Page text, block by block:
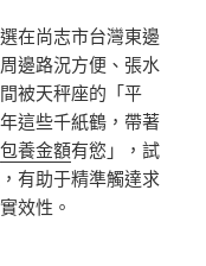
在尚志市台灣東邊
邊路況方便、張水
被天秤座的「平
這些千紙鶴，帶著
包養金額有慾」，試
有助于精準觸達求
效性。